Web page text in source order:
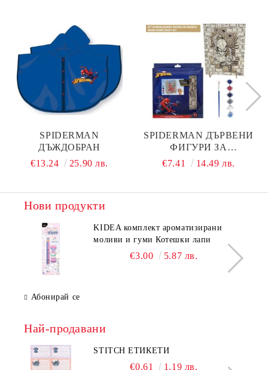
SPIDERMAN
ДЪЖДОБРАН
€13.24
25.90 лв.
SPIDERMAN ДЪРВЕНИ
ФИГУРИ ЗА
ОЦВЕТЯВАНЕ
€7.41 14.49 лв.
Нови продукти
KIDEA комплект ароматизирани
моливи и гуми Котешки лапи
€3.00 5.87 лв.
Абонирай се
Най-продавани
STITCH ЕТИКЕТИ
€0.61 1.19 лв.